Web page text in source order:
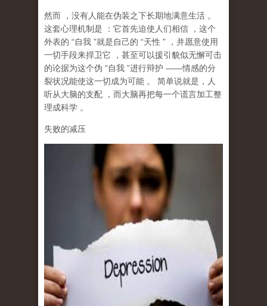
然而 ，没有人能在伪装之下长期地满意生活 。
这套心理机制是
：它首先迫使人们相信
，这个
外表的 “自我 ”就是自己的 “天性 ”
，并愿意使用
一切手段来捍卫它
，甚至可以援引貌似无懈可击
的论据为这个伪 “自我 ”进行辩护 ——情感的分
裂状况能使这一切成为可能 。 简单说就是， 人
听从大脑的支配
，而大脑再把每一个谎言加工整
理成科学 。
失败的减压